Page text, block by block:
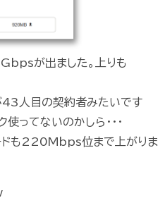
が出ました。上りも
43人目の契約者みたいです
ってないのかしら・・・
も220Mbps位まで上がりま